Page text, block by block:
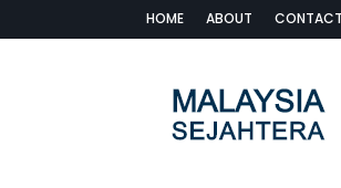
HOME ABOUT CONTACT